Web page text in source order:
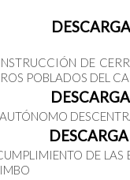
DE
POBLADOS DEL
DE LAS